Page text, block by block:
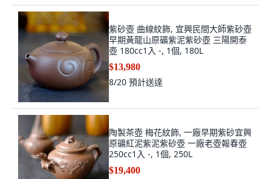
紫砂壺 曲線紋飾, 宜興民間大師紫砂壺
早期黃龍山原礦紫泥紫砂壺 三陽開泰
壺 180cc1入 -, 1個, 180L
$13,980
8/20 預計送達
陶製茶壺 梅花紋飾, 一廠早期紫砂宜興
原礦紅泥紫泥紫砂壺 一廠老壺報春壺
250cc1入 -, 1個, 250L
$19,400